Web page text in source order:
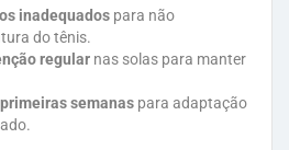
inadequados para não
do tênis.
regular nas solas para manter
semanas para adaptação